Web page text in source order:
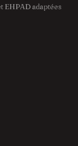
EHPAD adaptées